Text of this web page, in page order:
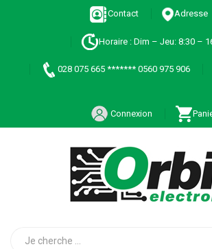
Contact Adresse
Horaire : Dim – Jeu: 8:30 –
028 075 665 ******* 0560 975 906
Connexion